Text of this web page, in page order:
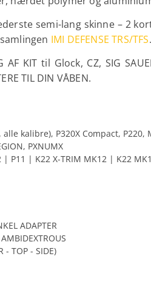
semi-lang skinne – 2
IMI DEFENSE TRS/TFS.
KIT til Glock, CZ, SIG
TIL DIN VÅBEN.
P320X Compact, P220,
PXNUMX
P11 | K22 X-TRIM MK12 | K22
ADAPTER
- TOP - SIDE)